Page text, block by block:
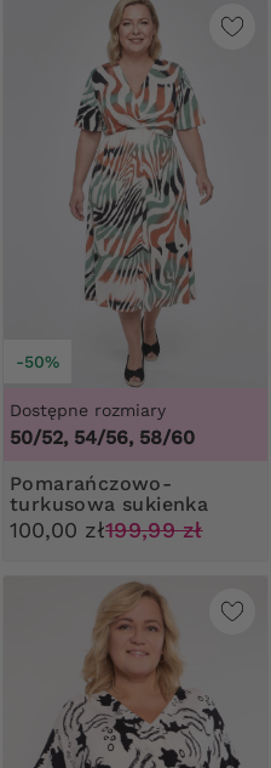
-50%
Dostępne rozmiary
50/52, 54/56, 58/60
Pomarańczowo-
turkusowa sukienka
wzór zebra
100,00 zł199,99 zł